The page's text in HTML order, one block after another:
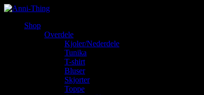
Shop
Overdele
Kjoler/Nederdele
Tunika
T-shirt
Bluser
Skjorter
Toppe